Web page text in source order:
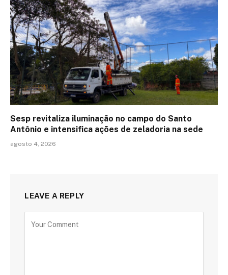
Sesp revitaliza iluminação no campo do Santo
Antônio e intensifica ações de zeladoria na sede
agosto 4, 2026
LEAVE A REPLY